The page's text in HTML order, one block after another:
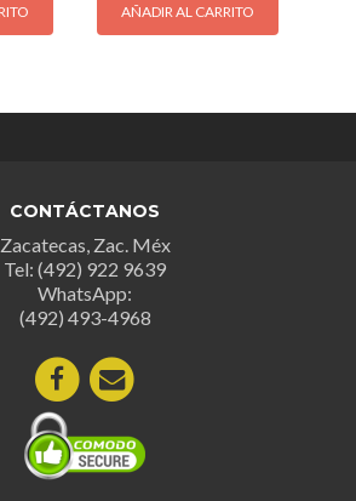
AÑADIR AL CARRITO
CONTÁCTANOS
Zacatecas, Zac. Méx
Tel: (492) 922 9639
WhatsApp:
(492) 493-4968